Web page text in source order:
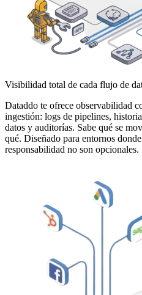
Visibilidad total de cada flujo de
Dataddo te ofrece observabilidad
ingestión: logs de pipelines,
datos y auditorías. Sabe qué se
qué. Diseñado para entornos
responsabilidad no son opcionales.